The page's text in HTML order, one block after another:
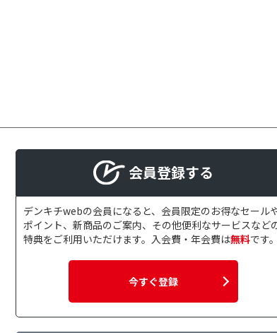
会員登録する
デンキチwebの会員になると、会員限定のお得なセール
ポイント、新商品のご案内、その他便利なサービスなど
特典をご利用いただけます。入会費・年会費は無料です。
今すぐ登録